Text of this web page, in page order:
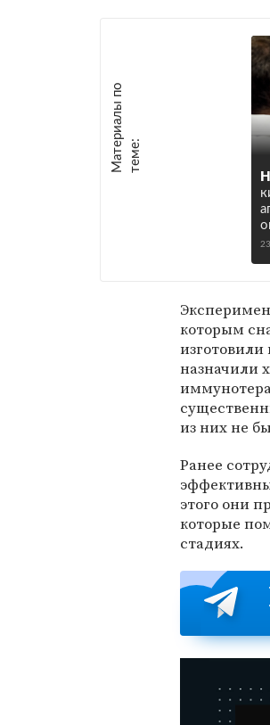
М
а
т е
р
и
а
л
ы
п
о
т
е
м
е :
которым
назначили
из них не
Ранее
этого они
которые
стадиях.